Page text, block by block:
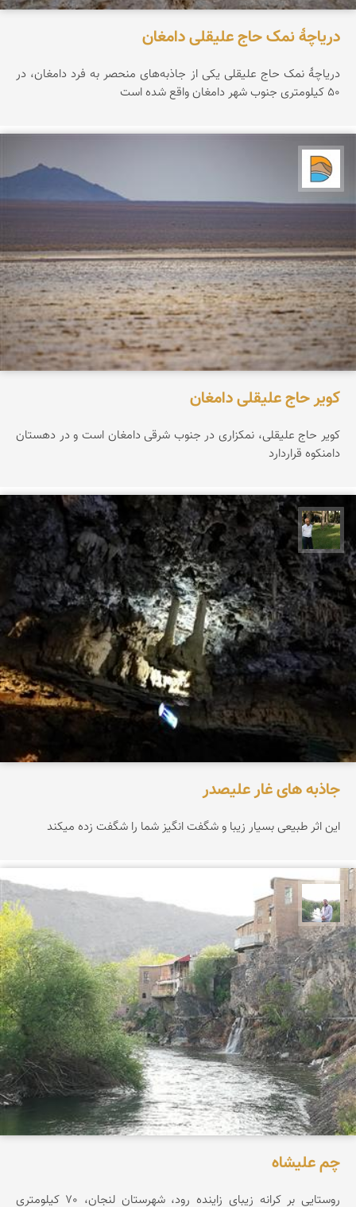
دریاچۀ نمک حاج علیقلی دامغان
دریاچۀ نمک حاج علیقلی یکی از جاذبه‌های منحصر‌ به فرد دامغان، در
۵۰ کیلومتری جنوب شهر دامغان واقع شده است
کویر حاج علیقلی دامغان
کویر حاج علیقلی، نمکزاری در جنوب شرقی دامغان است و در دهستان
دامنکوه قرار‌دارد
عبدل شعبانی
جاذبه های غار علیصدر
این اثر طبیعی بسیار زیبا و شگفت انگیز شما را شگفت زده میکند
مهرداد زینلیان
چم علیشاه
روستایی بر کرانه زیبای زاینده رود، شهرستان لنجان، 70 کیلومتری